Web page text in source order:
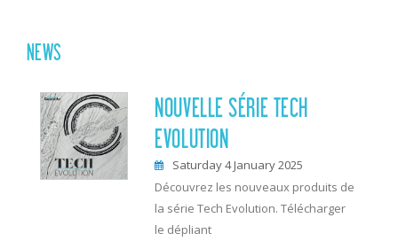
NEWS
NOUVELLE SÉRIE TECH
EVOLUTION
Saturday 4 January 2025
Découvrez les nouveaux produits de
la série Tech Evolution. Télécharger
le dépliant